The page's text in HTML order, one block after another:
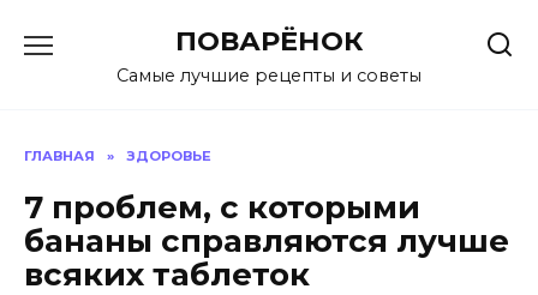
содержанию
ПОВАРЁНОК
Самые лучшие рецепты и советы
ГЛАВНАЯ » ЗДОРОВЬЕ
7 проблем, с которыми
бананы справляются лучше
всяких таблеток